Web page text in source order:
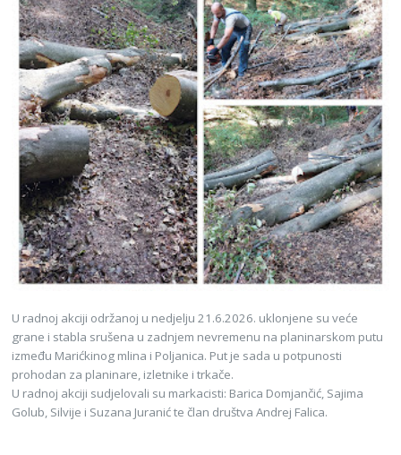
U radnoj akciji održanoj u nedjelju 21.6.2026. uklonjene su veće
grane i stabla srušena u zadnjem nevremenu na planinarskom putu
između Marićkinog mlina i Poljanica. Put je sada u potpunosti
prohodan za planinare, izletnike i trkače.
U radnoj akciji sudjelovali su markacisti: Barica Domjančić, Sajima
Golub, Silvije i Suzana Juranić te član društva Andrej Falica.